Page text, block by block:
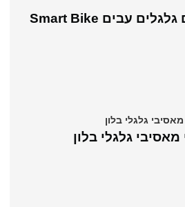
אופניים חשמליים גלגלים עבים Smart Bike
גלגלי בלון